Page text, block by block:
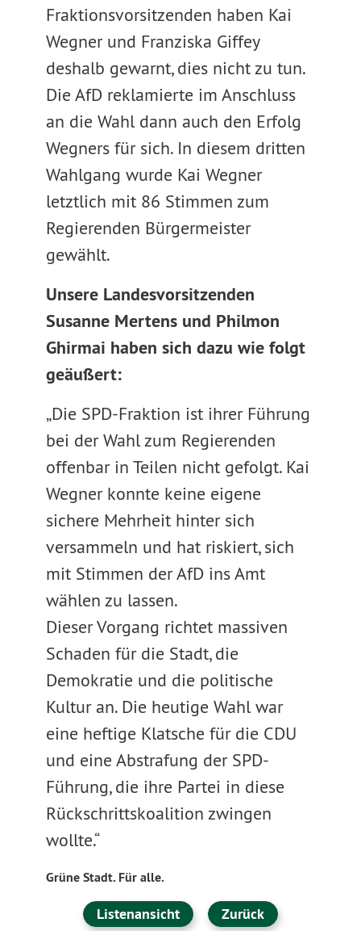
Fraktionsvorsitzenden haben Kai
Wegner und Franziska Giffey
deshalb gewarnt, dies nicht zu tun.
Die AfD reklamierte im Anschluss
an die Wahl dann auch den Erfolg
Wegners für sich. In diesem dritten
Wahlgang wurde Kai Wegner
letztlich mit 86 Stimmen zum
Regierenden Bürgermeister
gewählt.
Unsere Landesvorsitzenden
Susanne Mertens und Philmon
Ghirmai haben sich dazu wie folgt
geäußert:
„Die SPD-Fraktion ist ihrer Führung
bei der Wahl zum Regierenden
offenbar in Teilen nicht gefolgt. Kai
Wegner konnte keine eigene
sichere Mehrheit hinter sich
versammeln und hat riskiert, sich
mit Stimmen der AfD ins Amt
wählen zu lassen.
Dieser Vorgang richtet massiven
Schaden für die Stadt, die
Demokratie und die politische
Kultur an. Die heutige Wahl war
eine heftige Klatsche für die CDU
und eine Abstrafung der SPD-
Führung, die ihre Partei in diese
Rückschrittskoalition zwingen
wollte.“
Grüne Stadt. Für alle.
Listenansicht Zurück